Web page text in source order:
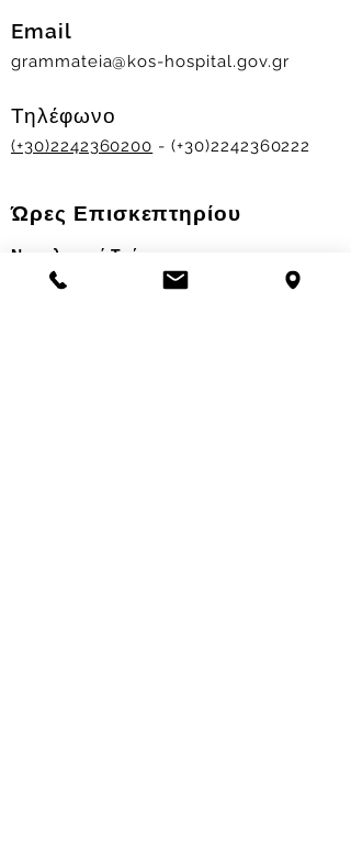
Email
grammateia@kos-hospital.gov.gr
Τηλέφωνο
(+30)2242360200 - (+30)2242360222
Ώρες Επισκεπτηρίου
Νοσηλευτικά Τμήματα
Χειμερινό ωράριο: 11.00-13.00
17.30-19.30